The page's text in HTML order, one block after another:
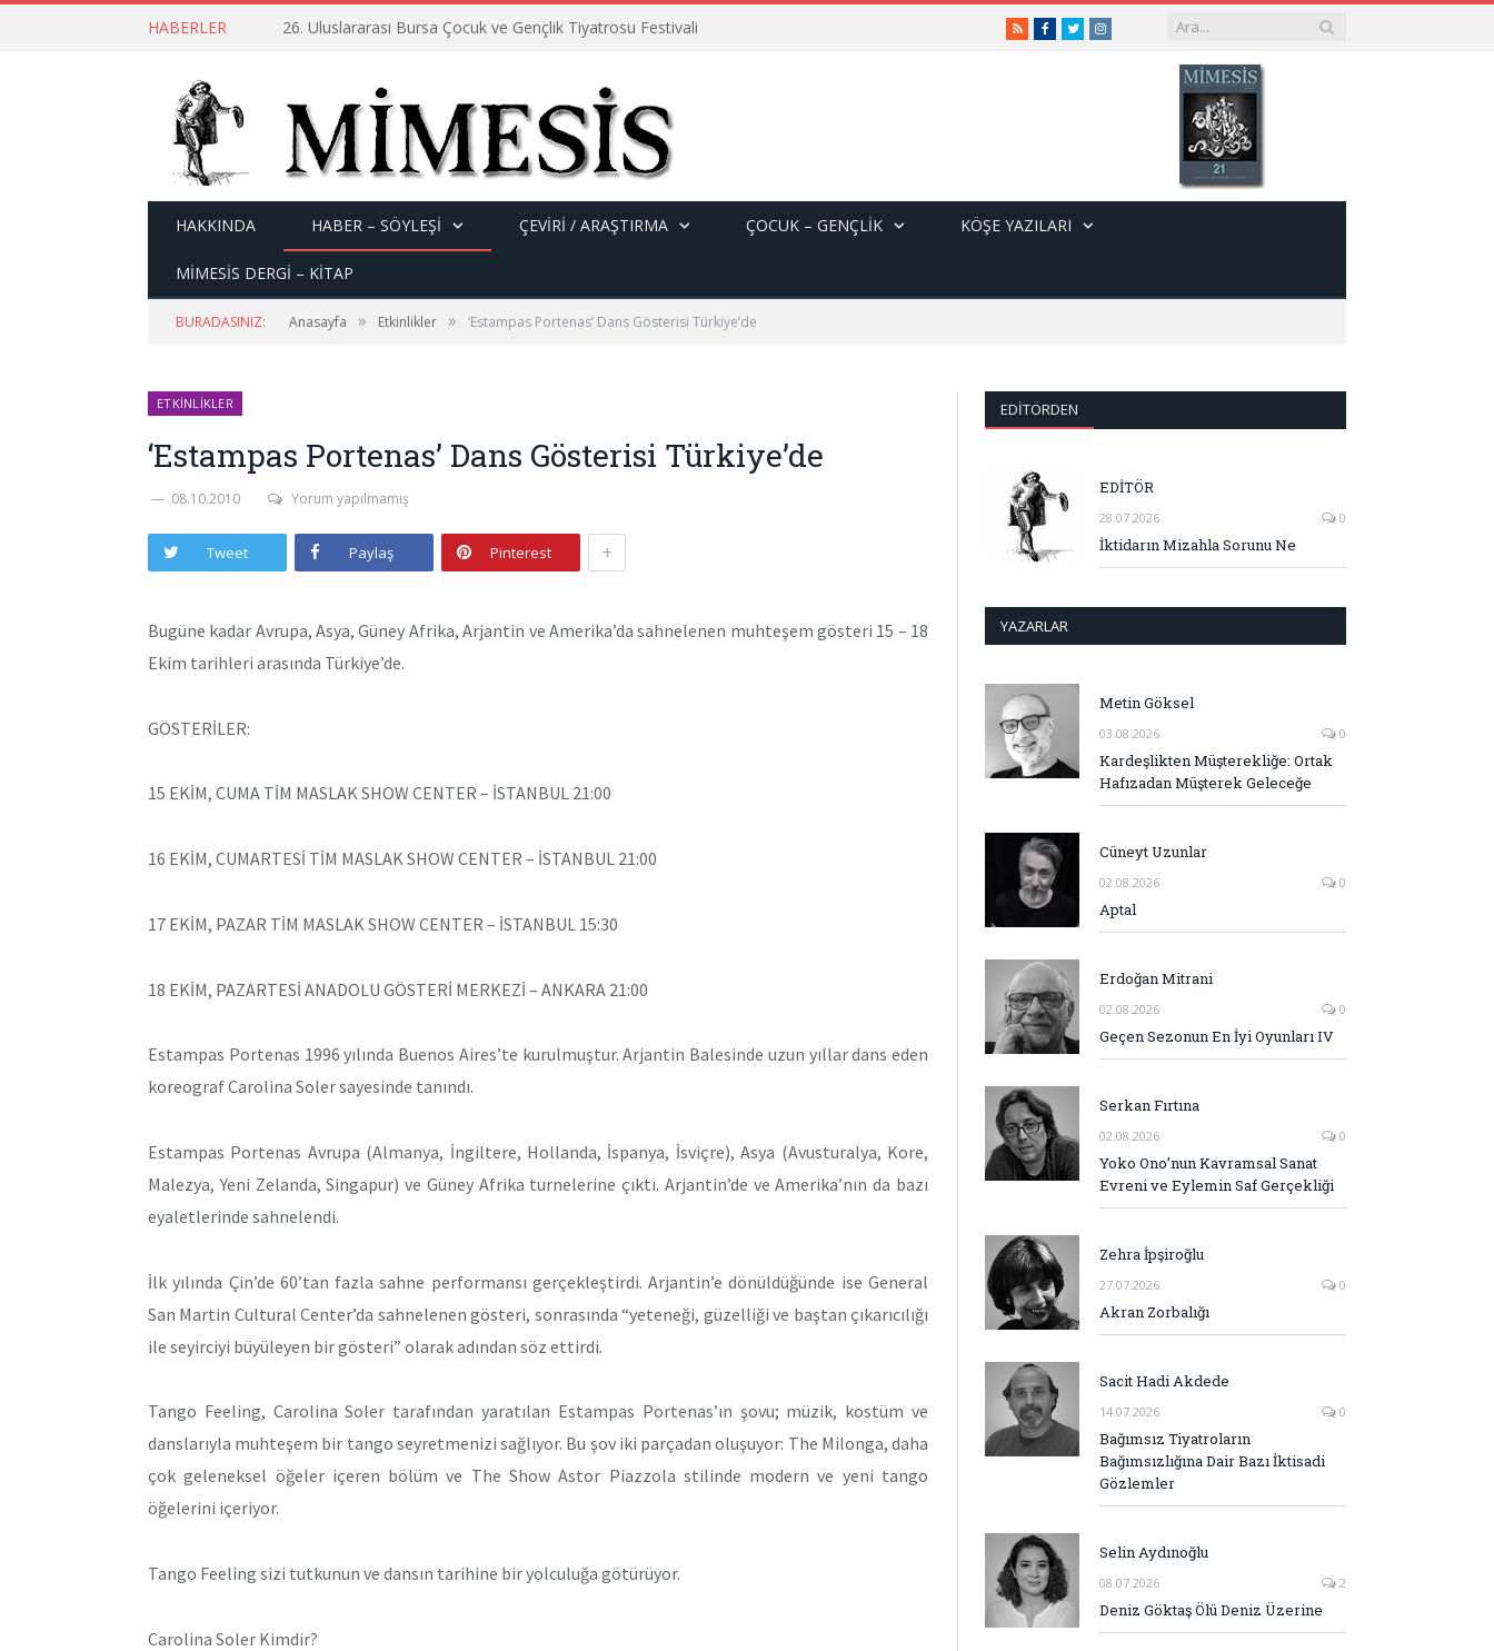
HABERLER 26. Uluslararası Bursa Çocuk ve Gençlik Tiyatrosu Festivali RSSFacebook
TwitterInstagram
HAKKINDA HABER – SÖYLEŞI ÇEVİRİ / ARAŞTIRMA ÇOCUK – GENÇLIK KÖŞE YAZILARI
MİMESİS DERGİ – KİTAP
BURADASINIZ: Anasayfa » Etkinlikler » ‘Estampas Portenas’ Dans Gösterisi Türkiye’de
ETKINLIKLER
‘Estampas Portenas’ Dans Gösterisi Türkiye’de
08.10.2010 Yorum yapılmamış
Tweet Paylaş Pinterest +
Bugüne kadar Avrupa, Asya, Güney Afrika, Arjantin ve Amerika’da sahnelenen muhteşem gösteri 15 – 18
Ekim tarihleri arasında Türkiye’de.
GÖSTERİLER:
15 EKİM, CUMA TİM MASLAK SHOW CENTER – İSTANBUL 21:00
16 EKİM, CUMARTESİ TİM MASLAK SHOW CENTER – İSTANBUL 21:00
17 EKİM, PAZAR TİM MASLAK SHOW CENTER – İSTANBUL 15:30
18 EKİM, PAZARTESİ ANADOLU GÖSTERİ MERKEZİ – ANKARA 21:00
Estampas Portenas 1996 yılında Buenos Aires’te kurulmuştur. Arjantin Balesinde uzun yıllar dans eden
koreograf Carolina Soler sayesinde tanındı.
Estampas Portenas Avrupa (Almanya, İngiltere, Hollanda, İspanya, İsviçre), Asya (Avusturalya, Kore,
Malezya, Yeni Zelanda, Singapur) ve Güney Afrika turnelerine çıktı. Arjantin’de ve Amerika’nın da bazı
eyaletlerinde sahnelendi.
İlk yılında Çin’de 60’tan fazla sahne performansı gerçekleştirdi. Arjantin’e dönüldüğünde ise General
San Martin Cultural Center’da sahnelenen gösteri, sonrasında “yeteneği, güzelliği ve baştan çıkarıcılığı
ile seyirciyi büyüleyen bir gösteri” olarak adından söz ettirdi.
Tango Feeling, Carolina Soler tarafından yaratılan Estampas Portenas’ın şovu; müzik, kostüm ve
danslarıyla muhteşem bir tango seyretmenizi sağlıyor. Bu şov iki parçadan oluşuyor: The Milonga, daha
çok geleneksel öğeler içeren bölüm ve The Show Astor Piazzola stilinde modern ve yeni tango
öğelerini içeriyor.
Tango Feeling sizi tutkunun ve dansın tarihine bir yolculuğa götürüyor.
Carolina Soler Kimdir?
EDITÖRDEN
EDİTÖR
28.07.2026 0
İktidarın Mizahla Sorunu Ne
YAZARLAR
Metin Göksel
03.08.2026 0
Kardeşlikten Müşterekliğe: Ortak
Hafızadan Müşterek Geleceğe
Cüneyt Uzunlar
02.08.2026 0
Aptal
Erdoğan Mitrani
02.08.2026 0
Geçen Sezonun En İyi Oyunları IV
Serkan Fırtına
02.08.2026 0
Yoko Ono’nun Kavramsal Sanat
Evreni ve Eylemin Saf Gerçekliği
Zehra İpşiroğlu
27.07.2026 0
Akran Zorbalığı
Sacit Hadi Akdede
14.07.2026 0
Bağımsız Tiyatroların
Bağımsızlığına Dair Bazı İktisadi
Gözlemler
Selin Aydınoğlu
08.07.2026 2
Deniz Göktaş Ölü Deniz Üzerine